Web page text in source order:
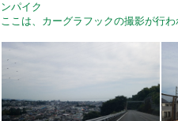
ンパイク
ここは、カーグラフックの撮影が行